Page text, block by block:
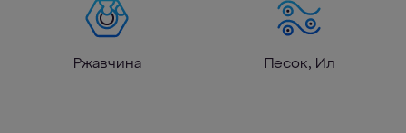
Ржавчина Песок, Ил